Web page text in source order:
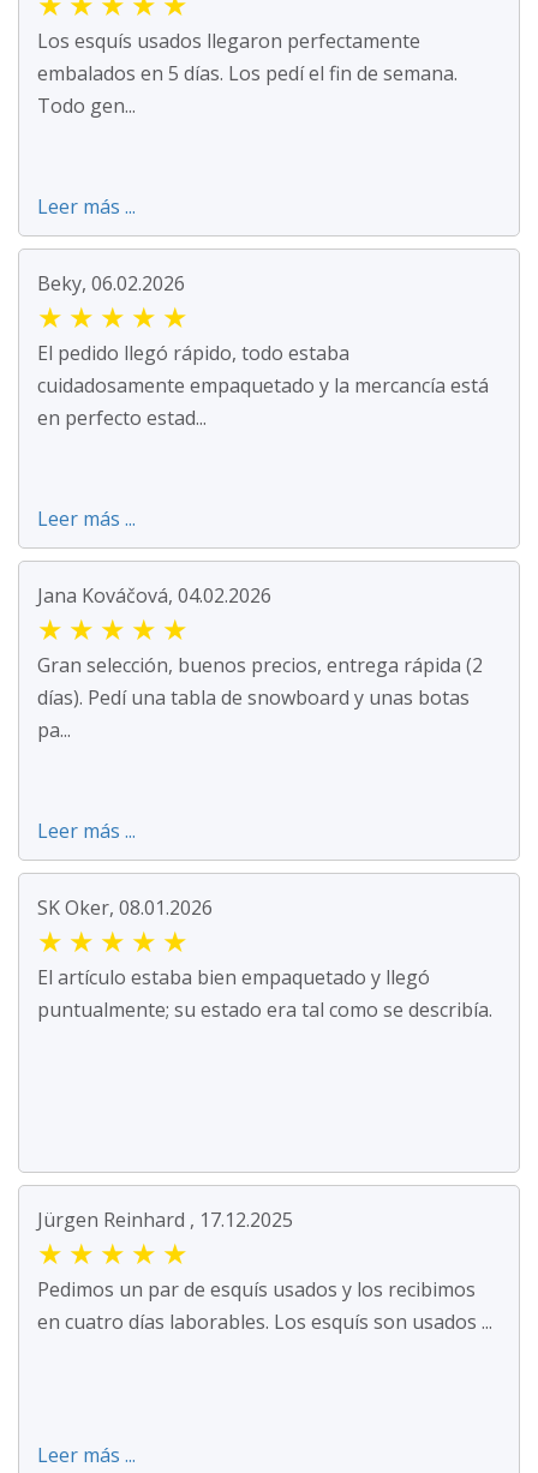
Los esquís usados llegaron perfectamente
embalados en 5 días. Los pedí el fin de semana.
Todo gen...
Leer más ...
Beky, 06.02.2026
★ ★ ★ ★ ★
El pedido llegó rápido, todo estaba
cuidadosamente empaquetado y la mercancía está
en perfecto estad...
Leer más ...
Jana Kováčová, 04.02.2026
★ ★ ★ ★ ★
Gran selección, buenos precios, entrega rápida (2
días). Pedí una tabla de snowboard y unas botas
pa...
Leer más ...
SK Oker, 08.01.2026
★ ★ ★ ★ ★
El artículo estaba bien empaquetado y llegó
puntualmente; su estado era tal como se describía.
Jürgen Reinhard , 17.12.2025
★ ★ ★ ★ ★
Pedimos un par de esquís usados y los recibimos
en cuatro días laborables. Los esquís son usados ...
Leer más ...